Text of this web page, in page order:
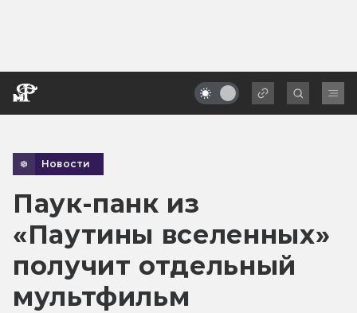
Новости
Паук-панк из
«Паутины вселенных»
получит отдельный
мультфильм